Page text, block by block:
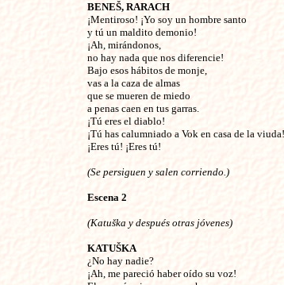
BENEŠ, RARACH
¡Mentiroso! ¡Yo soy un hombre santo
y tú un maldito demonio!
¡Ah, mirándonos,
no hay nada que nos diferencie!
Bajo esos hábitos de monje,
vas a la caza de almas
que se mueren de miedo
a penas caen en tus garras.
¡Tú eres el diablo!
¡Tú has calumniado a Vok en casa de la viuda!
¡Eres tú! ¡Eres tú!
(Se persiguen y salen corriendo.)
Escena 2
(Katuška y después otras jóvenes)
KATUŠKA
¿No hay nadie?
¡Ah, me pareció haber oído su voz!